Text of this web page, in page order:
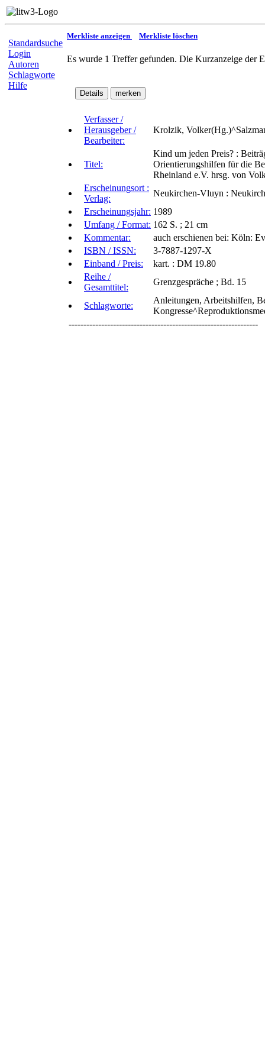
Standardsuche
Login
Autoren
Schlagworte
Hilfe
Merkliste anzeigen Merkliste löschen
Es wurde 1 Treffer gefunden. Die Kurzanzeige der
Verfasser /
Herausgeber /
Bearbeiter:
Krolzik,
Titel:
Kind um jeden Preis? :
Orientierungshilfen für die
Rheinland e.V. hrsg. von
Erscheinungsort :
Verlag:
Neukirchen-Vluyn :
Erscheinungsjahr: 1989
Umfang / Format: 162 S. ; 21 cm
Kommentar:
auch erschienen bei: Köln:
ISBN / ISSN:
3-7887-1297-X
Einband / Preis:
kart. : DM 19.80
Reihe /
Gesamttitel:
Grenzgespräche ; Bd. 15
Schlagworte:
Anleitungen, Arbeitshilfen,
----------------------------------------------------------------